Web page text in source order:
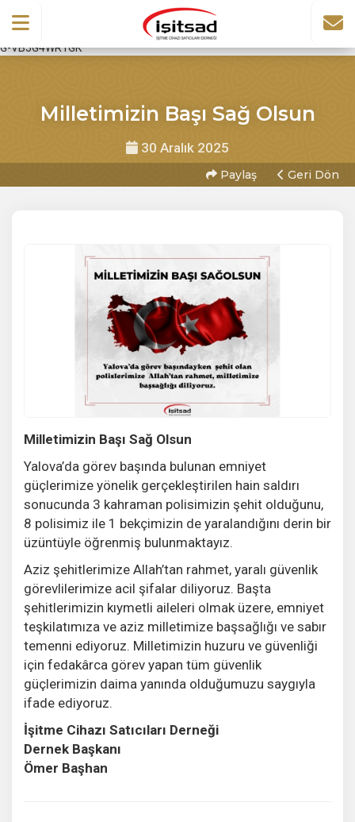
G-VB5G4WR1GK
Milletimizin Başı Sağ Olsun
30 Aralık 2025
Paylaş Geri Dön
Milletimizin Başı Sağ Olsun
Yalova’da görev başında bulunan emniyet
güçlerimize yönelik gerçekleştirilen hain saldırı
sonucunda 3 kahraman polisimizin şehit olduğunu,
8 polisimiz ile 1 bekçimizin de yaralandığını derin bir
üzüntüyle öğrenmiş bulunmaktayız.
Aziz şehitlerimize Allah’tan rahmet, yaralı güvenlik
görevlilerimize acil şifalar diliyoruz. Başta
şehitlerimizin kıymetli aileleri olmak üzere, emniyet
teşkilatımıza ve aziz milletimize başsağlığı ve sabır
temenni ediyoruz. Milletimizin huzuru ve güvenliği
için fedakârca görev yapan tüm güvenlik
güçlerimizin daima yanında olduğumuzu saygıyla
ifade ediyoruz.
İşitme Cihazı Satıcıları Derneği
Dernek Başkanı
Ömer Başhan